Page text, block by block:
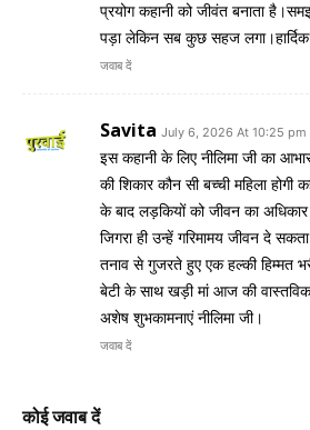
प्रयोग कहानी को जीवंत बनाता
पड़ा लेकिन सब कुछ सहज
जवाब दें
Savita July 6, 2026 At 10:25 pm
इस कहानी के लिए नीलिमा जी का
की शिकार कौन सी बच्ची महिला
के बाद लड़कियों को जीवन का
जिगरा ही उन्हें गरिमामय जीवन दे
तनाव से गुजरते हुए एक हल्की हिम्मत
बेटी के साथ खड़ी मां आज की
अशेष शुभकामनाएं नीलिमा जी।
जवाब दें
कोई जवाब दें